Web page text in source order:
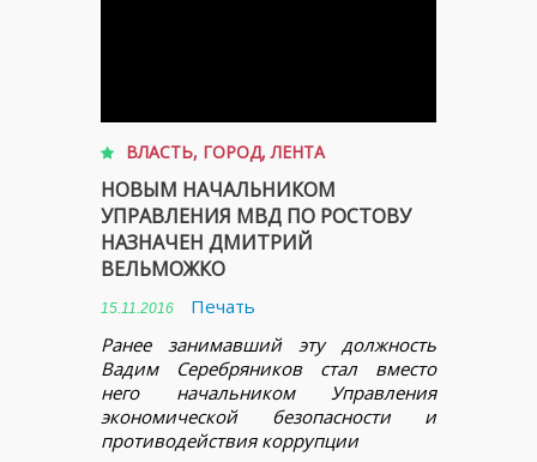
ВЛАСТЬ, ГОРОД,ЛЕНТА
НОВЫМ НАЧАЛЬНИКОМ
УПРАВЛЕНИЯ МВД ПО РОСТОВУ
НАЗНАЧЕН ДМИТРИЙ
ВЕЛЬМОЖКО
15.11.2016
Печать
Ранее занимавший эту должность
Вадим Серебряников стал вместо
него начальником Управления
экономической безопасности и
противодействия коррупции